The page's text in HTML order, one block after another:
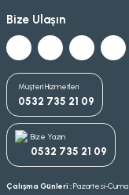
Bize Ulaşın
Müşteri Hizmetleri
0532 735 21 09
Bize Yazın
0532 735 21 09
Çalışma Günleri :Pazartesi-Cuma